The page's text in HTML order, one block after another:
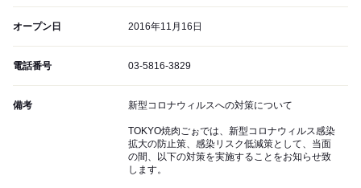
オープン日 2016年11月16日
電話番号 03-5816-3829
備考 新型コロナウィルスへの対策について
TOKYO焼肉ごぉでは、新型コロナウィルス感染
拡大の防止策、感染リスク低減策として、当面
の間、以下の対策を実施することをお知らせ致
します。